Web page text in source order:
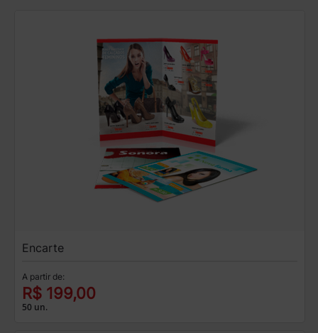
Encarte
A partir de:
R$ 199,00
50 un.